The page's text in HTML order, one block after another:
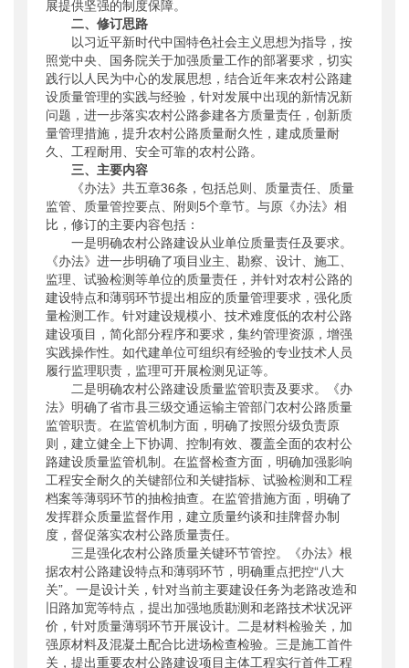
展提供坚强的制度保障。
二、修订思路
以习近平新时代中国特色社会主义思想为指导，按
照党中央、国务院关于加强质量工作的部署要求，切实
践行以人民为中心的发展思想，结合近年来农村公路建
设质量管理的实践与经验，针对发展中出现的新情况新
问题，进一步落实农村公路参建各方质量责任，创新质
量管理措施，提升农村公路质量耐久性，建成质量耐
久、工程耐用、安全可靠的农村公路。
三、主要内容
《办法》共五章36条，包括总则、质量责任、质量
监管、质量管控要点、附则5个章节。与原《办法》相
比，修订的主要内容包括：
一是明确农村公路建设从业单位质量责任及要求。
《办法》进一步明确了项目业主、勘察、设计、施工、
监理、试验检测等单位的质量责任，并针对农村公路的
建设特点和薄弱环节提出相应的质量管理要求，强化质
量检测工作。针对建设规模小、技术难度低的农村公路
建设项目，简化部分程序和要求，集约管理资源，增强
实践操作性。如代建单位可组织有经验的专业技术人员
履行监理职责，监理可开展检测见证等。
二是明确农村公路建设质量监管职责及要求。《办
法》明确了省市县三级交通运输主管部门农村公路质量
监管职责。在监管机制方面，明确了按照分级负责原
则，建立健全上下协调、控制有效、覆盖全面的农村公
路建设质量监管机制。在监督检查方面，明确加强影响
工程安全耐久的关键部位和关键指标、试验检测和工程
档案等薄弱环节的抽检抽查。在监管措施方面，明确了
发挥群众质量监督作用，建立质量约谈和挂牌督办制
度，督促落实农村公路质量责任。
三是强化农村公路质量关键环节管控。《办法》根
据农村公路建设特点和薄弱环节，明确重点把控“八大
关”。一是设计关，针对当前主要建设任务为老路改造和
旧路加宽等特点，提出加强地质勘测和老路技术状况评
价，针对质量薄弱环节开展设计。二是材料检验关，加
强原材料及混凝土配合比进场检查检验。三是施工首件
关，提出重要农村公路建设项目主体工程实行首件工程